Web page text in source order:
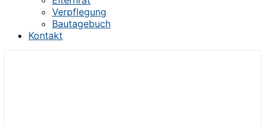
Verpflegung
Bautagebuch
Kontakt